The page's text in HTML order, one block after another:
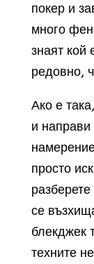
покер и
много
знаят кой
редовно,
Ако е
и
просто
се
блекджек
техните